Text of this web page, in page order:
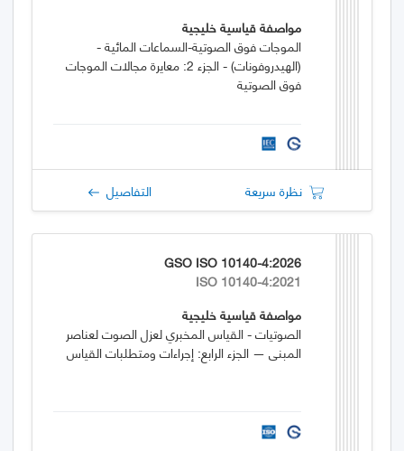
مواصفة قياسية خليجية
الموجات فوق الصوتية-السماعات المائية -
(الهيدروفونات) - الجزء 2: معايرة مجالات الموجات
فوق الصوتية
نظرة سريعة التفاصيل
GSO ISO 10140-4:2026
ISO 10140-4:2021
مواصفة قياسية خليجية
الصوتيات - القياس المخبري لعزل الصوت لعناصر
المبنى — الجزء الرابع: إجراءات ومتطلبات القياس